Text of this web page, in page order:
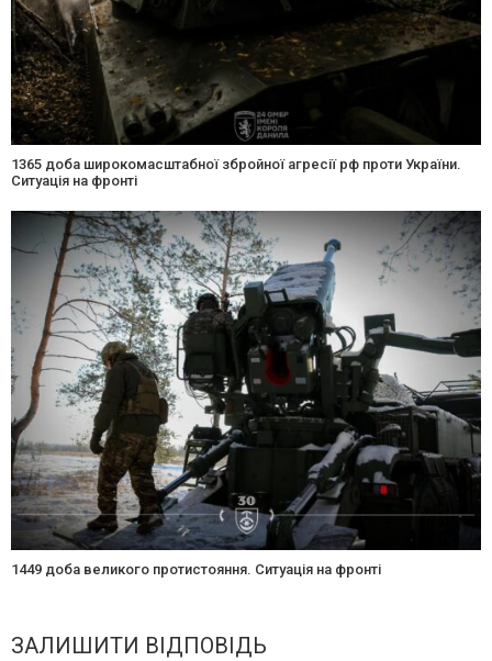
1365 доба широкомасштабної збройної агресії рф проти України.
Ситуація на фронті
1449 доба великого протистояння. Ситуація на фронті
ЗАЛИШИТИ ВІДПОВІДЬ